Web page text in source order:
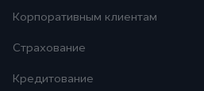
Корпоративным клиентам
Страхование
Кредитование